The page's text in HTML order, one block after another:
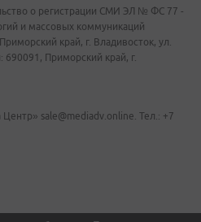
о регистрации СМИ ЭЛ № ФС 77 -
и массовых коммуникаций
край, г. Владивосток, ул.
Приморский край, г.
sale@mediadv.online. Тел.: +7